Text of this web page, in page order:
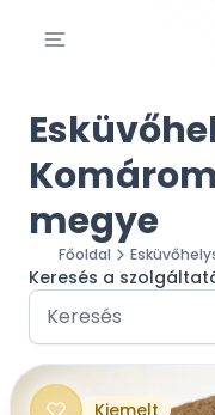
megye
Főoldal
Keresés a
Kiemelt